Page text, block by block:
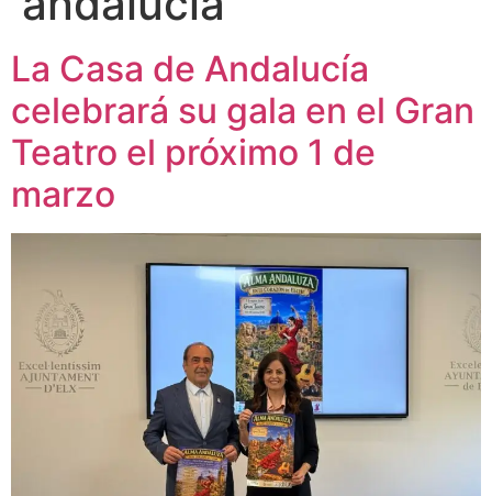
La Casa de Andalucía
celebrará su gala en el Gran
Teatro el próximo 1 de
marzo